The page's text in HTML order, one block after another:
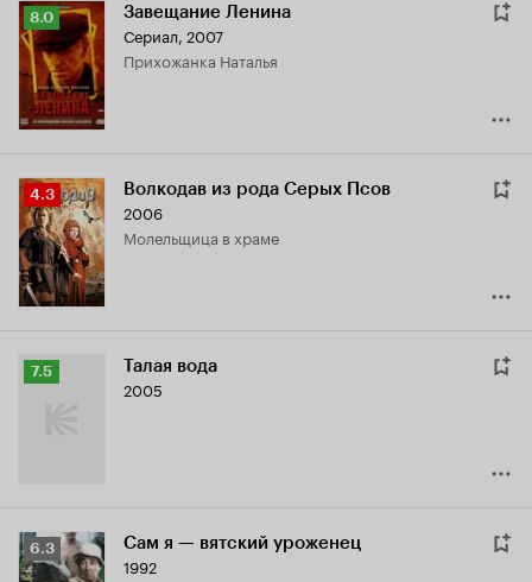
Рейтинг
Кинопоиска
8.0
8.0 Завещание Ленина
Сериал, 2007
прихожанка Наталья
Рейтинг
Кинопоиска
4.3
4.3 Волкодав из рода Серых Псов
2006
молельщица в храме
Рейтинг
7.5 Талая вода
2005
Рейтинг
Кинопоиска
6.3 Сам я — вятский уроженец
1992